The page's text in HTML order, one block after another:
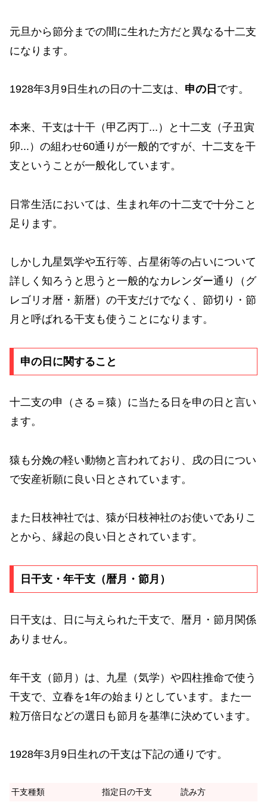
元旦から節分までの間に生れた方だと異なる十二支
になります。
1928年3月9日生れの日の十二支は、 申の日 です。
本来、干支は十干（甲乙丙丁...）と十二支（子丑寅
卯...）の組わせ60通りが一般的ですが、十二支を干
支ということが一般化しています。
日常生活においては、生まれ年の十二支で十分こと
足ります。
しかし九星気学や五行等、占星術等の占いについて
詳しく知ろうと思うと一般的なカレンダー通り（グ
レゴリオ暦・新暦）の干支だけでなく、節切り・節
月と呼ばれる干支も使うことになります。
申の日に関すること
十二支の申（さる＝猿）に当たる日を申の日と言い
ます。
猿も分娩の軽い動物と言われており、戌の日につい
で安産祈願に良い日とされています。
また日枝神社では、猿が日枝神社のお使いでありこ
とから、縁起の良い日とされています。
日干支・年干支（暦月・節月）
日干支は、日に与えられた干支で、暦月・節月関係
ありません。
年干支（節月）は、九星（気学）や四柱推命で使う
干支で、立春を1年の始まりとしています。また一
粒万倍日などの選日も節月を基準に決めています。
1928年3月9日生れの干支は下記の通りです。
干支種類 指定日の干支
読み方